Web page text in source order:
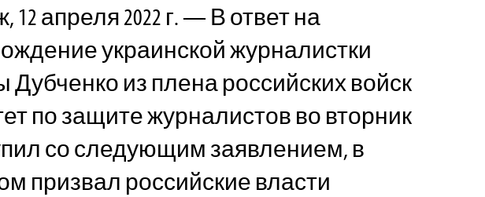
12 апреля 2022 г. — В ответ на
украинской журналистки
Дубченко из плена российских войск
по защите журналистов во вторник
со следующим заявлением, в
призвал российские власти